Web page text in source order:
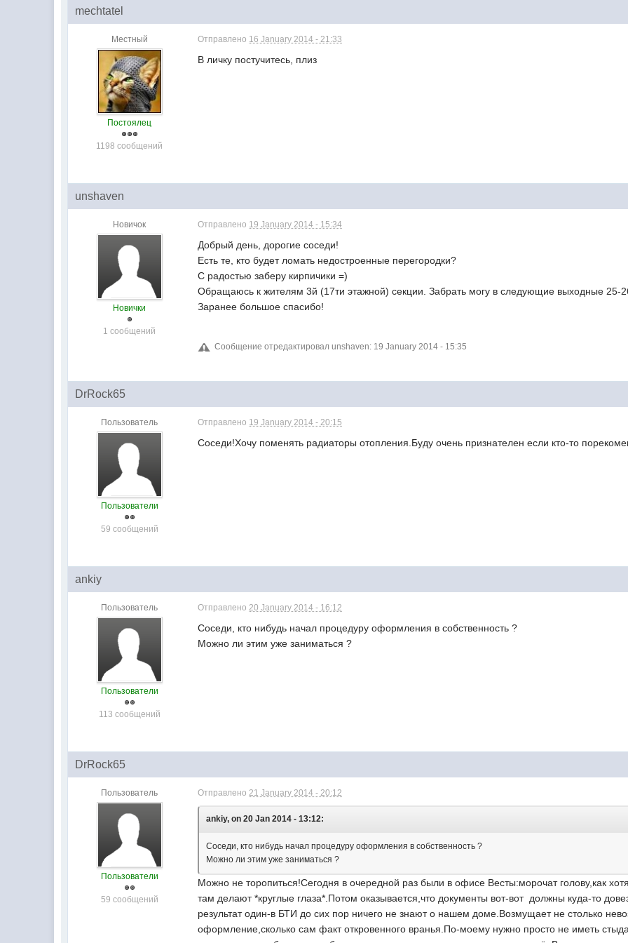
mechtatel
Местный
Постоялец
1198 сообщений
Отправлено 16 January 2014 - 21:33
В личку постучитесь, плиз
unshaven
Новичок
Новички
1 сообщений
Отправлено 19 January 2014 - 15:34
Добрый день, дорогие соседи!
Есть те, кто будет ломать недостроенные перегородки?
С радостью заберу кирпичики =)
Обращаюсь к жителям 3й (17ти этажной) секции. Забрать могу в следующие выходные 25-
Заранее большое спасибо!
Сообщение отредактировал unshaven: 19 January 2014 - 15:35
DrRock65
Пользователь
Пользователи
59 сообщений
Отправлено 19 January 2014 - 20:15
Соседи!Хочу поменять радиаторы отопления.Буду очень признателен если кто-то
ankiy
Пользователь
Пользователи
113 сообщений
Отправлено20 January 2014 - 16:12
Соседи, кто нибудь начал процедуру оформления в собственность ?
Можно ли этим уже заниматься ?
DrRock65
Пользователь
Пользователи
59 сообщений
Отправлено21 January 2014 - 20:12
ankiy, on 20 Jan 2014 - 13:12:
Соседи, кто нибудь начал процедуру оформления в собственность ?
Можно ли этим уже заниматься ?
Можно не торопиться!Сегодня в очередной раз были в офисе Весты:морочат голову,как
там делают *круглые глаза*.Потом оказывается,что документы вот-вот должны куда-то
результат один-в БТИ до сих пор ничего не знают о нашем доме.Возмущает не столько
оформление,сколько сам факт откровенного вранья.По-моему нужно просто не иметь